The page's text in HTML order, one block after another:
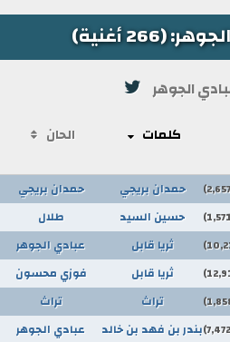
(266 أغنية)
الجوهر
كلمات الحان
حمدان بريجي حمدان بريجي
حسين السيد طلال
ثريا قابل عبادي الجوهر
ثريا قابل فوزي محسون
تراث تراث
بندر بن فهد بن خالد عبادي الجوهر